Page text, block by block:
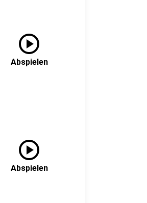
play_circle
Abspielen
play_circle
Abspielen